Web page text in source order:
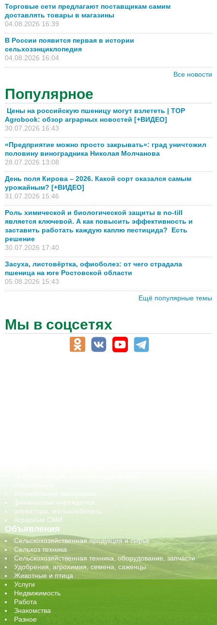
Торговые сети предлагают поставщикам самим
доставлять товары в магазины
04.08.2026 16:39
В России появится первая в истории
сельхозэнциклопедия
04.08.2026 16:04
Все новости
Популярное
Цены на российскую пшеницу могут взлететь | TOP
Agrobook: обзор аграрных новостей [+ВИДЕО]
30.07.2026 16:43
«Предприятие можно просто закрывать»: град уничтожил
половину виноградника Николая Молчанова
28.07.2026 13:08
День поля Кирова – 2026. Какой сорт оказался самым
урожайным? [+ВИДЕО]
31.07.2026 15:46
Роль химической и биологической защиты в no-till
является ключевой. А как повысить эффективность и
заставить работать каждую каплю пестицида? Есть
решение
30.07.2026 17:40
Засуха, листовёртка, офиоболез: от чего страдала
пшеница на юге Ростовской области
05.08.2026 15:43
Ещё популярные темы
Мы в соцсетях
строительные материалы
финансовые учреждения
элеваторы, мелькомбинаты
Аграрные СМИ
Объявления
Сельскохозяйственная продукция и сырье
Сельхоз техника
Сельскохозяйственная техника, оборудование, запчасти
Удобрения, агрохимия, семена, саженцы
Животные и птица
Услуги
Недвижимость
Работа
Знакомства
Разное